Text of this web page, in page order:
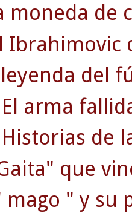
moneda de
Ibrahimovic
del
arma
Historias de
que
mago " y su